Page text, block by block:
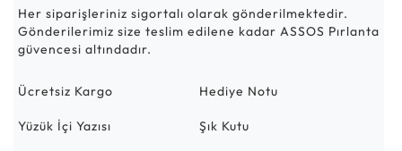
Her siparişleriniz sigortalı olarak gönderilmektedir.
Gönderilerimiz size teslim edilene kadar ASSOS Pırlanta
güvencesi altındadır.
Ücretsiz Kargo Hediye Notu
Yüzük İçi Yazısı Şık Kutu